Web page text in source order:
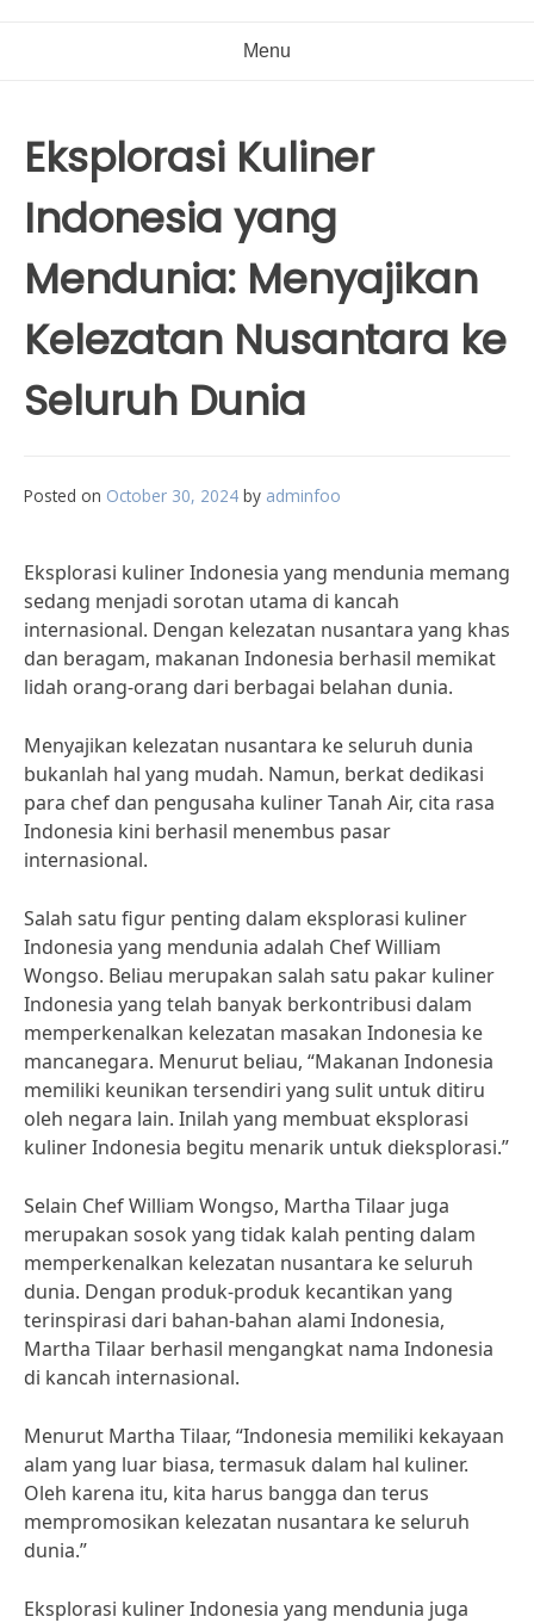
Menu
Eksplorasi Kuliner
Indonesia yang
Mendunia: Menyajikan
Kelezatan Nusantara ke
Seluruh Dunia
Posted on October 30, 2024 by adminfoo
Eksplorasi kuliner Indonesia yang mendunia memang
sedang menjadi sorotan utama di kancah
internasional. Dengan kelezatan nusantara yang khas
dan beragam, makanan Indonesia berhasil memikat
lidah orang-orang dari berbagai belahan dunia.
Menyajikan kelezatan nusantara ke seluruh dunia
bukanlah hal yang mudah. Namun, berkat dedikasi
para chef dan pengusaha kuliner Tanah Air, cita rasa
Indonesia kini berhasil menembus pasar
internasional.
Salah satu figur penting dalam eksplorasi kuliner
Indonesia yang mendunia adalah Chef William
Wongso. Beliau merupakan salah satu pakar kuliner
Indonesia yang telah banyak berkontribusi dalam
memperkenalkan kelezatan masakan Indonesia ke
mancanegara. Menurut beliau, “Makanan Indonesia
memiliki keunikan tersendiri yang sulit untuk ditiru
oleh negara lain. Inilah yang membuat eksplorasi
kuliner Indonesia begitu menarik untuk dieksplorasi.”
Selain Chef William Wongso, Martha Tilaar juga
merupakan sosok yang tidak kalah penting dalam
memperkenalkan kelezatan nusantara ke seluruh
dunia. Dengan produk-produk kecantikan yang
terinspirasi dari bahan-bahan alami Indonesia,
Martha Tilaar berhasil mengangkat nama Indonesia
di kancah internasional.
Menurut Martha Tilaar, “Indonesia memiliki kekayaan
alam yang luar biasa, termasuk dalam hal kuliner.
Oleh karena itu, kita harus bangga dan terus
mempromosikan kelezatan nusantara ke seluruh
dunia.”
Eksplorasi kuliner Indonesia yang mendunia juga